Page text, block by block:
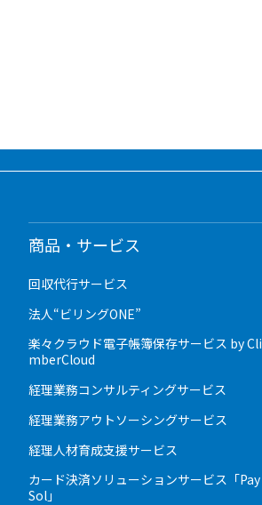
商品・サービス
回収代行サービス
法人“ビリングONE”
楽々クラウド電子帳簿保存サービス by Cli
mberCloud
経理業務コンサルティングサービス
経理業務アウトソーシングサービス
経理人材育成支援サービス
カード決済ソリューションサービス「Pay
Sol」